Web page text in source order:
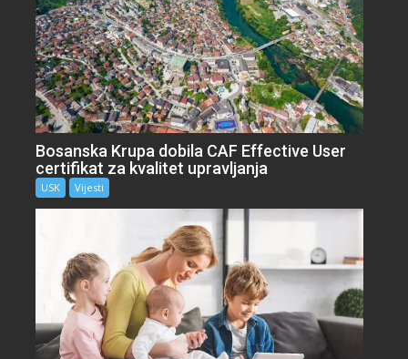
Bosanska Krupa dobila CAF Effective User
certifikat za kvalitet upravljanja
USK Vijesti